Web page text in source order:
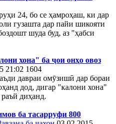
24, бо се ҳамроҳаш, ки дар
гузашта дар пайи шикояти
шуда буд, аз "ҳабси
хона" ба ҷои онҳо овоз
21:02 1604
давраи омӯзишӣ дар бораи
дод, дигар "калони хона"
диҳанд.
ба тасарруфи 800